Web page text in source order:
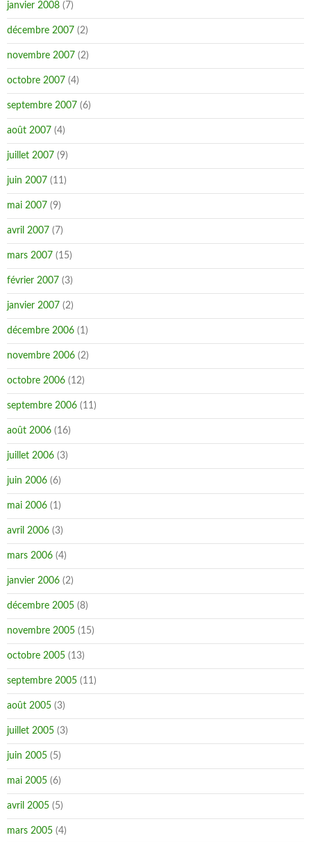
janvier 2008 (7)
décembre 2007 (2)
novembre 2007 (2)
octobre 2007 (4)
septembre 2007 (6)
août 2007 (4)
juillet 2007 (9)
juin 2007 (11)
mai 2007 (9)
avril 2007 (7)
mars 2007 (15)
février 2007 (3)
janvier 2007 (2)
décembre 2006 (1)
novembre 2006 (2)
octobre 2006 (12)
septembre 2006 (11)
août 2006 (16)
juillet 2006 (3)
juin 2006 (6)
mai 2006 (1)
avril 2006 (3)
mars 2006 (4)
janvier 2006 (2)
décembre 2005 (8)
novembre 2005 (15)
octobre 2005 (13)
septembre 2005 (11)
août 2005 (3)
juillet 2005 (3)
juin 2005 (5)
mai 2005 (6)
avril 2005 (5)
mars 2005 (4)